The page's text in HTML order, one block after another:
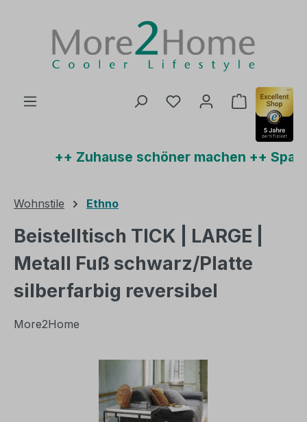
Du hast 0 Produkte
++ Zuhause schöner machen ++
Wohnstile Ethno
Beistelltisch TICK | LARGE |
Metall Fuß schwarz/Platte
silberfarbig reversibel
More2Home